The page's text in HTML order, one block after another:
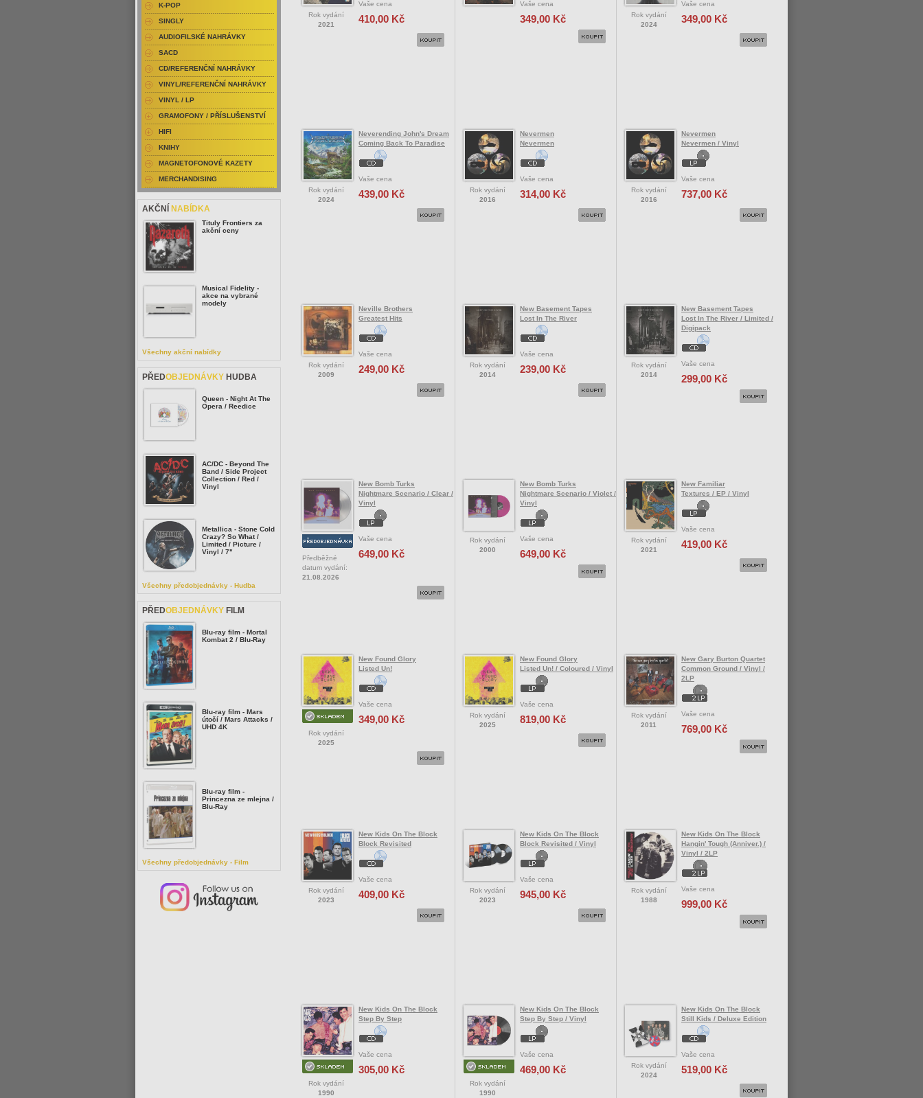
Rok vydání
2021
Vaše cena
410,00 Kč
Vaše cena
349,00 Kč
Rok vydání
2024
Vaše cena
349,00 Kč
Rok vydání
2024
Neverending John's Dream
Coming Back To Paradise
Vaše cena
439,00 Kč
Rok vydání
2016
Nevermen
Nevermen
Vaše cena
314,00 Kč
Rok vydání
2016
Nevermen
Nevermen / Vinyl
Vaše cena
737,00 Kč
Rok vydání
2009
Neville Brothers
Greatest Hits
Vaše cena
249,00 Kč
Rok vydání
2014
New Basement Tapes
Lost In The River
Vaše cena
239,00 Kč
Rok vydání
2014
New Basement Tapes
Lost In The River / Limited /
Digipack
Vaše cena
299,00 Kč
Předběžné
datum vydání:
21.08.2026
New Bomb Turks
Nightmare Scenario / Clear /
Vinyl
Vaše cena
649,00 Kč
Rok vydání
2000
New Bomb Turks
Nightmare Scenario / Violet /
Vinyl
Vaše cena
649,00 Kč
Rok vydání
2021
New Familiar
Textures / EP / Vinyl
Vaše cena
419,00 Kč
Rok vydání
2025
New Found Glory
Listed Un!
Vaše cena
349,00 Kč
Rok vydání
2025
New Found Glory
Listed Un! / Coloured / Vinyl
Vaše cena
819,00 Kč
Rok vydání
2011
New Gary Burton Quartet
Common Ground / Vinyl /
2LP
Vaše cena
769,00 Kč
Rok vydání
2023
New Kids On The Block
Block Revisited
Vaše cena
409,00 Kč
Rok vydání
2023
New Kids On The Block
Block Revisited / Vinyl
Vaše cena
945,00 Kč
Rok vydání
1988
New Kids On The Block
Hangin' Tough (Anniver.) /
Vinyl / 2LP
Vaše cena
999,00 Kč
Rok vydání
1990
New Kids On The Block
Step By Step
Vaše cena
305,00 Kč
Rok vydání
1990
New Kids On The Block
Step By Step / Vinyl
Vaše cena
469,00 Kč
Rok vydání
2024
New Kids On The Block
Still Kids / Deluxe Edition
Vaše cena
519,00 Kč
K-POP
SINGLY
AUDIOFILSKÉ NAHRÁVKY
SACD
CD/REFERENČNÍ NAHRÁVKY
VINYL/REFERENČNÍ NAHRÁVKY
VINYL / LP
GRAMOFONY / PŘÍSLUŠENSTVÍ
HIFI
KNIHY
MAGNETOFONOVÉ KAZETY
MERCHANDISING
AKČNÍ NABÍDKA
Tituly Frontiers za
akční ceny
Musical Fidelity -
akce na vybrané
modely
Všechny akční nabídky
PŘEDOBJEDNÁVKY HUDBA
Queen - Night At The
Opera / Reedice
AC/DC - Beyond The
Band / Side Project
Collection / Red /
Vinyl
Metallica - Stone Cold
Crazy? So What /
Limited / Picture /
Vinyl / 7"
Všechny předobjednávky - Hudba
PŘEDOBJEDNÁVKY FILM
Blu-ray film - Mortal
Kombat 2 / Blu-Ray
Blu-ray film - Mars
útočí / Mars Attacks /
UHD 4K
Blu-ray film -
Princezna ze mlejna /
Blu-Ray
Všechny předobjednávky - Film